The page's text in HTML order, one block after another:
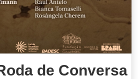
de Conversa